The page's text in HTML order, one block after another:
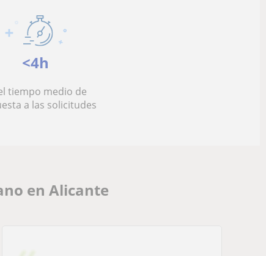
<4h
tiempo medio de
a las solicitudes
en Alicante